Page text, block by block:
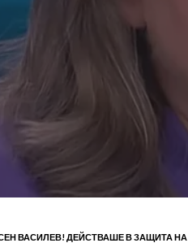
ВАСИЛЕВ! ДЕЙСТВАШЕ В ЗАЩИТА НА